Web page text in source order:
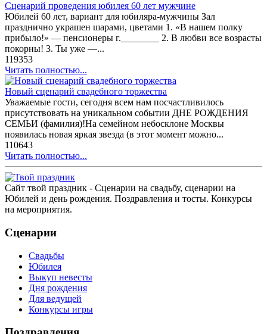
Сценарий проведения юбилея 60 лет мужчине
Юбилей 60 лет, вариант для юбиляра-мужчины Зал
празднично украшен шарами, цветами 1. «В нашем полку
прибыло!» — пенсионеры г.________ 2. В любви все возрасты
покорны! 3. Ты уже —...
119353
Читать полностью...
Новый сценарий свадебного торжества
Уважаемые гости, сегодня всем нам посчастливилось
присутствовать на уникальном событии ДНЕ РОЖДЕНИЯ
СЕМЬИ (фамилия)!На семейном небосклоне Москвы
появилась новая яркая звезда (в этот момент можно...
110643
Читать полностью...
Сайт твой праздник - Сценарии на свадьбу, сценарии на
Юбилей и день рождения. Поздравления и тосты. Конкурсы
на мероприятия.
Сценарии
Свадьбы
Юбилея
Выкуп невесты
Дня рождения
Для ведущей
Конкурсы игры